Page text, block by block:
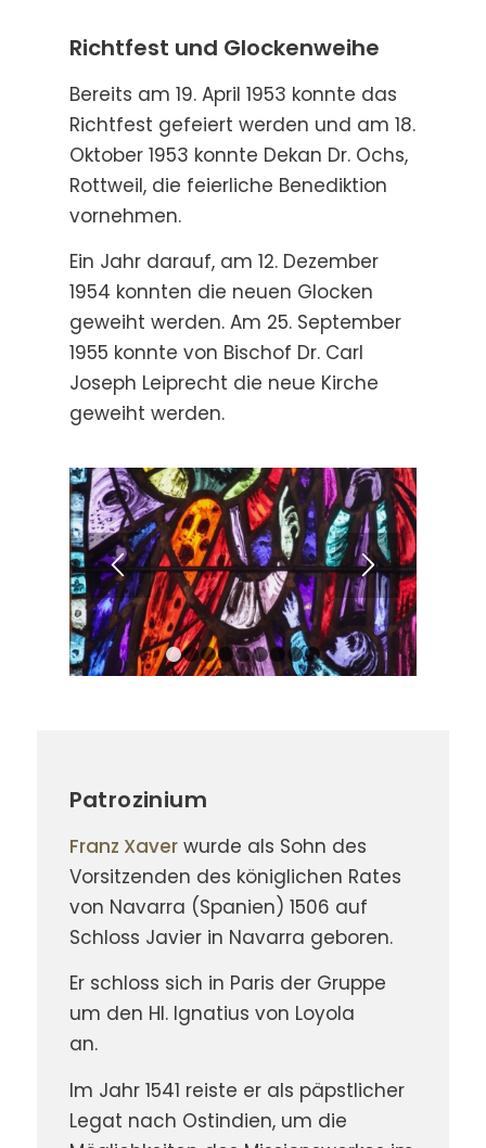
Richtfest und Glockenweihe
Bereits am 19. April 1953 konnte das
Richtfest gefeiert werden und am 18.
Oktober 1953 konnte Dekan Dr. Ochs,
Rottweil, die feierliche Benediktion
vornehmen.
Ein Jahr darauf, am 12. Dezember
1954 konnten die neuen Glocken
geweiht werden. Am 25. September
1955 konnte von Bischof Dr. Carl
Joseph Leiprecht die neue Kirche
geweiht werden.
1 2 3 45 6 7 8
Patrozinium
Franz Xaverwurde als Sohn des
Vorsitzenden des königlichen Rates
von Navarra (Spanien) 1506 auf
Schloss Javier in Navarra geboren.
Er schloss sich in Paris der Gruppe
um den Hl. Ignatius von Loyola
an.
Im Jahr 1541 reiste er als päpstlicher
Legat nach Ostindien, um die